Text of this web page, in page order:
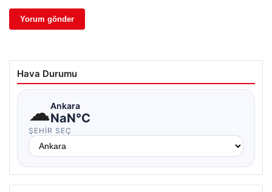
Hava Durumu
☁Ankara
NaN°C
ŞEHIR SEÇ